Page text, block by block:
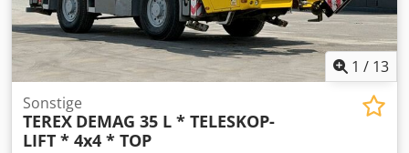
1 / 13
Sonstige
TEREX DEMAG 35 L * TELESKOP-
LIFT * 4x4 * TOP